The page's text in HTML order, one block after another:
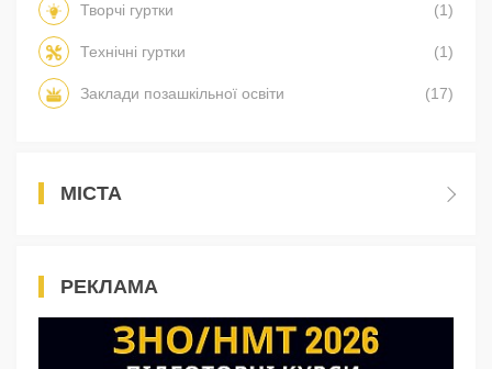
Творчі гуртки (1)
Технічні гуртки (1)
Заклади позашкільної освіти (17)
МІСТА
РЕКЛАМА